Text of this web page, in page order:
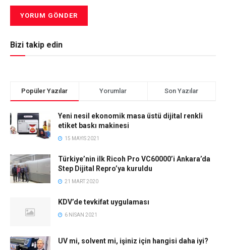
Bizi takip edin
Popüler Yazılar Yorumlar Son Yazılar
Yeni nesil ekonomik masa üstü dijital renkli
etiket baskı makinesi
15 MAYIS 2021
Türkiye’nin ilk Ricoh Pro VC60000’i Ankara’da
Step Dijital Repro’ya kuruldu
21 MART 2020
KDV’de tevkifat uygulaması
6 NISAN 2021
UV mi, solvent mi, işiniz için hangisi daha iyi?